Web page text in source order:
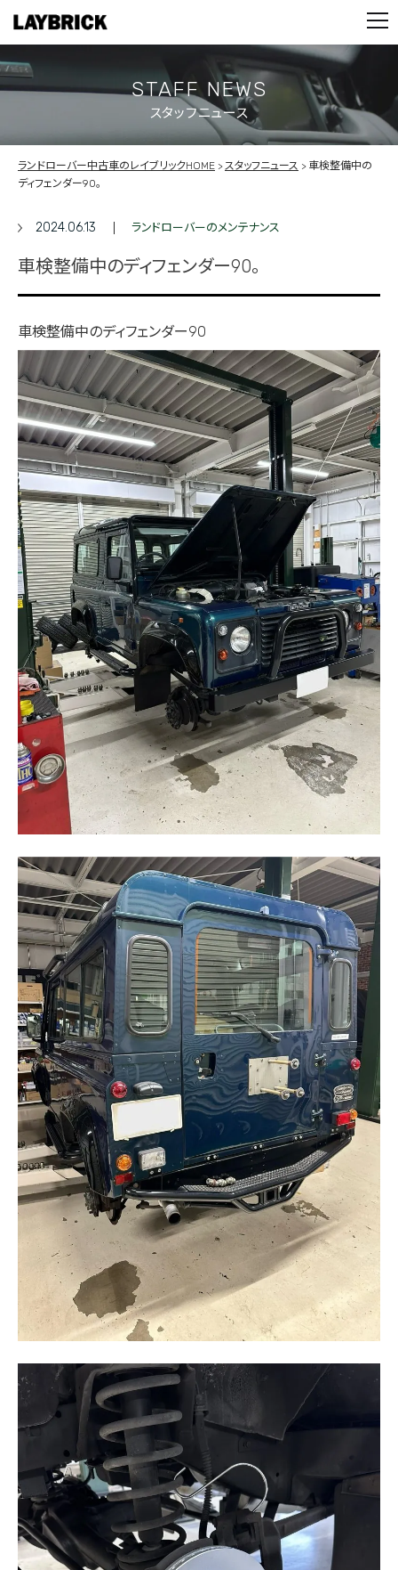
PARTS
CONTACT
PRIVACY POLICY
STAFF NEWS
スタッフニュース
ランドローバー中古車のレイブリックHOME スタッフニュース
車検整備中の
ディフェンダー90。
2024.06.13 ランドローバーのメンテナンス
車検整備中のディフェンダー90。
車検整備中のディフェンダー90